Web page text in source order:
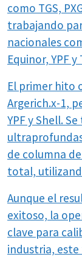
como TGS,
trabajando
nacionales
Equinor, YPF
El primer hito
Argerich.x-1,
YPF y Shell.
de columna
total,
Aunque el
exitoso, la
clave para
industria,